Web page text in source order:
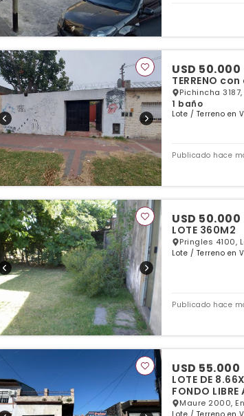
USD 50.000
TERRENO
Pichincha
1 baño
Lote / Terreno en
Publicado hace
USD 50.000
LOTE 360M2
Pringles 4100,
Lote / Terreno en
Publicado hace
USD 55.000
LOTE DE 8.66X41.91 CON
FONDO LIBRE
Maure 2000,